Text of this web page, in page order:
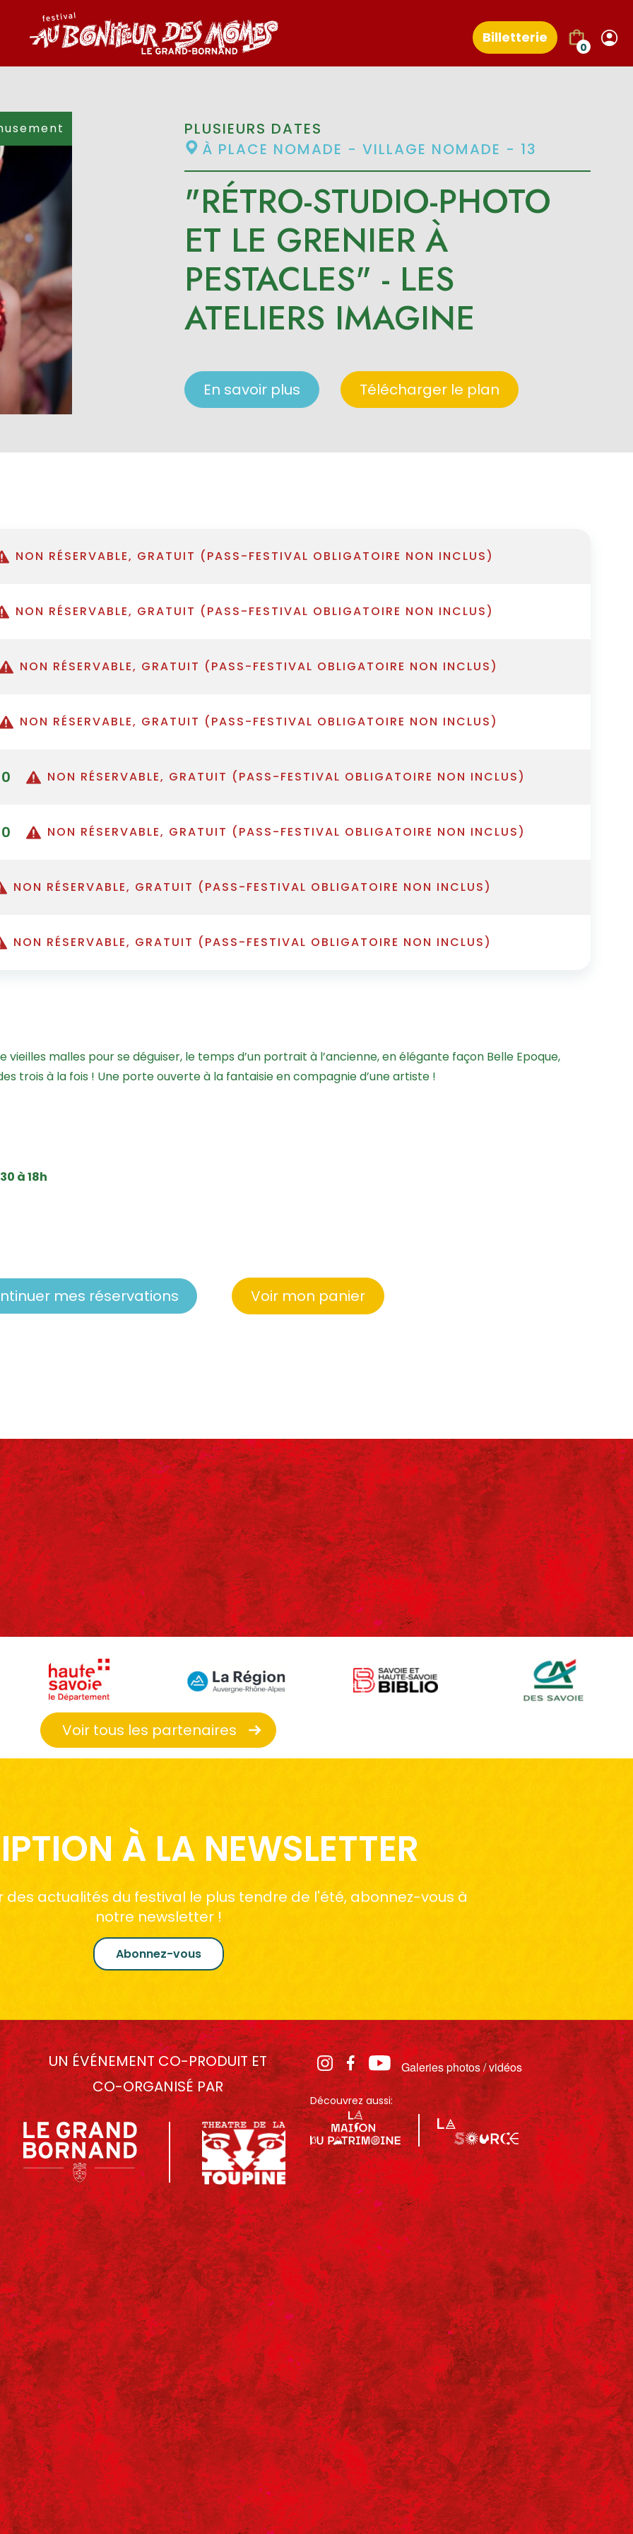
Billetterie
0
PLUSIEURS DATES
À PLACE NOMADE - VILLAGE NOMADE - 13
"RÉTRO-STUDIO-PHOTO
ET LE GRENIER À
PESTACLES" - LES
ATELIERS IMAGINE
Télécharger le plan
En savoir plus
NON RÉSERVABLE, GRATUIT (PASS-FESTIVAL OBLIGATOIRE NON INCLUS)
NON RÉSERVABLE, GRATUIT (PASS-FESTIVAL OBLIGATOIRE NON INCLUS)
NON RÉSERVABLE, GRATUIT (PASS-FESTIVAL OBLIGATOIRE NON INCLUS)
NON RÉSERVABLE, GRATUIT (PASS-FESTIVAL OBLIGATOIRE NON INCLUS)
NON RÉSERVABLE, GRATUIT (PASS-FESTIVAL OBLIGATOIRE NON INCLUS)
NON RÉSERVABLE, GRATUIT (PASS-FESTIVAL OBLIGATOIRE NON INCLUS)
NON RÉSERVABLE, GRATUIT (PASS-FESTIVAL OBLIGATOIRE NON INCLUS)
NON RÉSERVABLE, GRATUIT (PASS-FESTIVAL OBLIGATOIRE NON INCLUS)
malles pour se déguiser, le temps d’un portrait à l’ancienne, en élégante façon Belle Epoque,
trois à la fois ! Une porte ouverte à la fantaisie en compagnie d’une artiste !
à 18h
mes réservations Voir mon panier
Voir tous les partenaires
À LA NEWSLETTER
des actualités du festival le plus tendre de l'été, abonnez-vous à
notre newsletter !
Abonnez-vous
UN ÉVÉNEMENT CO-PRODUIT ET
CO-ORGANISÉ PAR
Galeries photos / vidéos
Découvrez aussi: